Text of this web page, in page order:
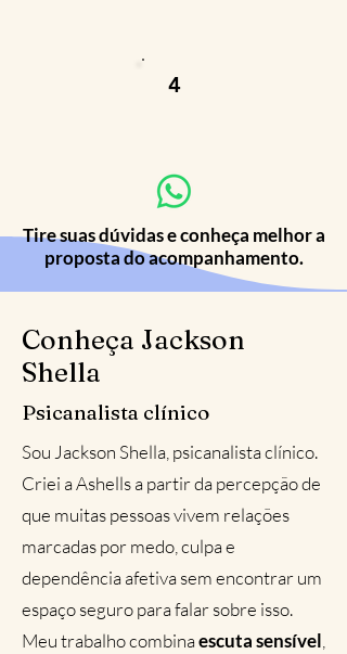
4
Tire suas dúvidas e conheça melhor a
proposta do acompanhamento.
Conheça Jackson
Shella
Psicanalista clínico
Sou Jackson Shella, psicanalista clínico.
Criei a Ashells a partir da percepção de
que muitas pessoas vivem relações
marcadas por medo, culpa e
dependência afetiva sem encontrar um
espaço seguro para falar sobre isso.
Meu trabalho combinaescuta sensível